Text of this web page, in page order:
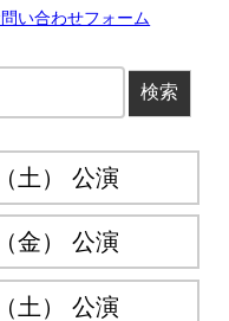
い合わせフォーム
土） 公演
金） 公演
土） 公演